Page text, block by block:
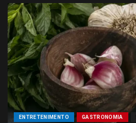
ENTRETENIMENTO GASTRONOMIA